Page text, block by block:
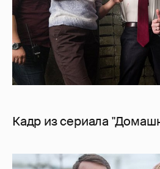
Кадр из сериала